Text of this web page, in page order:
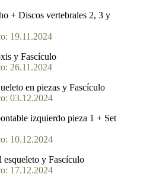
+ Discos vertebrales 2, 3 y
19.11.2024
y Fascículo
26.11.2024
en piezas y Fascículo
03.12.2024
izquierdo pieza 1 + Set
10.12.2024
esqueleto y Fascículo
17.12.2024